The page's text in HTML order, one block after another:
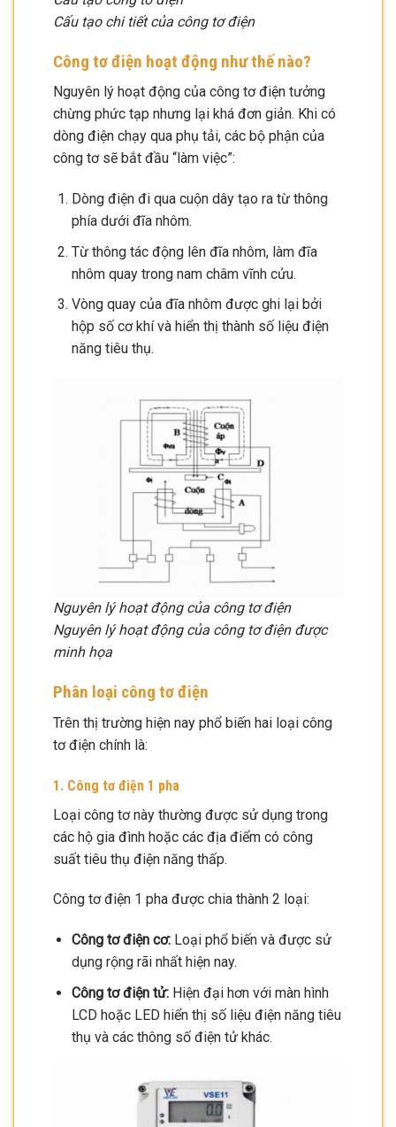
Cấu tạo chi tiết của công tơ điện
Công tơ điện hoạt động như thế nào?
Nguyên lý hoạt động của công tơ điện tưởng
chừng phức tạp nhưng lại khá đơn giản. Khi có
dòng điện chạy qua phụ tải, các bộ phận của
công tơ sẽ bắt đầu “làm việc”:
Dòng điện đi qua cuộn dây tạo ra từ thông
phía dưới đĩa nhôm.
Từ thông tác động lên đĩa nhôm, làm đĩa
nhôm quay trong nam châm vĩnh cửu.
Vòng quay của đĩa nhôm được ghi lại bởi
hộp số cơ khí và hiển thị thành số liệu điện
năng tiêu thụ.
Nguyên lý hoạt động của công tơ điện
Nguyên lý hoạt động của công tơ điện được
minh họa
Phân loại công tơ điện
Trên thị trường hiện nay phổ biến hai loại công
tơ điện chính là:
1. Công tơ điện 1 pha
Loại công tơ này thường được sử dụng trong
các hộ gia đình hoặc các địa điểm có công
suất tiêu thụ điện năng thấp.
Công tơ điện 1 pha được chia thành 2 loại:
Công tơ điện cơ:Loại phổ biến và được sử
dụng rộng rãi nhất hiện nay.
Công tơ điện tử:Hiện đại hơn với màn hình
LCD hoặc LED hiển thị số liệu điện năng tiêu
thụ và các thông số điện tử khác.